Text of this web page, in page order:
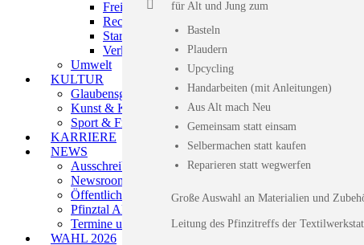
Freiraumentwicklung
Rechtsverbindliche Bebauungspläne
Starkregenrisikomanagement
Verkehrsplanung
Umwelt
KULTUR
Glaubensgemeinschaften
Kunst & Kultur
Sport & Freizeitanlagen
KARRIERE
NEWS
Ausschreibungen
Newsroom
Öffentliche Bekanntmachungen
Pfinztal Aktuell
Termine und Veranstaltungen
WAHL 2026
für Alt und Jung zum
Basteln
Plaudern
Upcycling
Handarbeiten (mit Anleitungen)
Aus Alt mach Neu
Gemeinsam statt einsam
Selbermachen statt kaufen
Reparieren statt wegwerfen
Große Auswahl an Materialien und
Leitung des Pfinzitreffs der